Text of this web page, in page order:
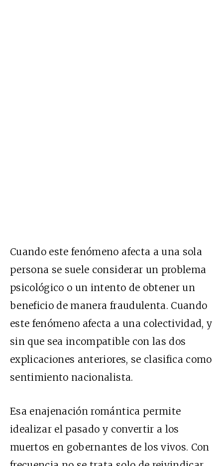
Cuando este fenómeno afecta a una sola
persona se suele considerar un problema
psicológico o un intento de obtener un
beneficio de manera fraudulenta. Cuando
este fenómeno afecta a una colectividad, y
sin que sea incompatible con las dos
explicaciones anteriores, se clasifica como
sentimiento nacionalista.
Esa enajenación romántica permite
idealizar el pasado y convertir a los
muertos en gobernantes de los vivos. Con